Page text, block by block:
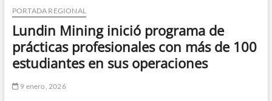
PORTADA REGIONAL
Lundin Mining inició programa de
prácticas profesionales con más de 100
estudiantes en sus operaciones
9 enero, 2026